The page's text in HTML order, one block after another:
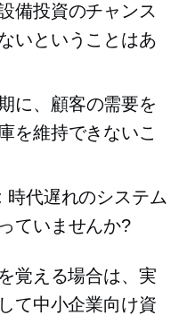
備投資のチャンス
いということはあ
に、顧客の需要を
を維持できないこ
時代遅れのシステム
ていませんか?
覚える場合は、実
て中小企業向け資